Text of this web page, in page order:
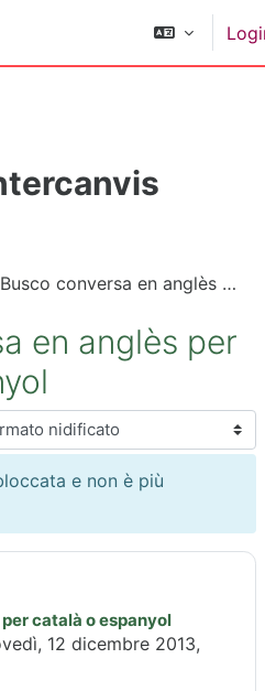
Busco conversa en anglès per català o espanyol
en anglès per
e non è più
català o espanyol
12 dicembre 2013,